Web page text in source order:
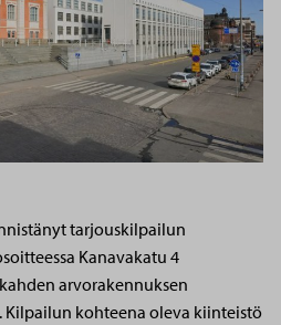
tarjouskilpailun
Kanavakatu 4
arvorakennuksen
kohteena oleva kiinteistö